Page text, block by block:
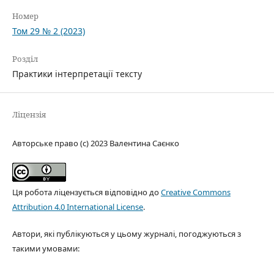
Номер
Том 29 № 2 (2023)
Розділ
Практики інтерпретації тексту
Ліцензія
Авторське право (c) 2023 Валентина Саєнко
Ця робота ліцензується відповідно доCreative Commons
Attribution 4.0 International License.
Автори, які публікуються у цьому журналі, погоджуються з
такими умовами: